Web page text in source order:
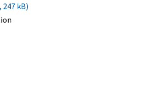
247 kB)